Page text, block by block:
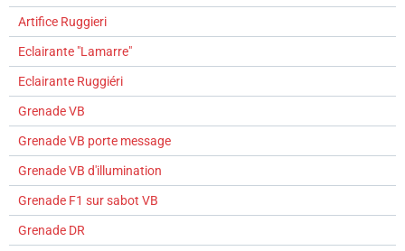
Artifice Ruggieri
Eclairante "Lamarre"
Eclairante Ruggiéri
Grenade VB
Grenade VB porte message
Grenade VB d'illumination
Grenade F1 sur sabot VB
Grenade DR